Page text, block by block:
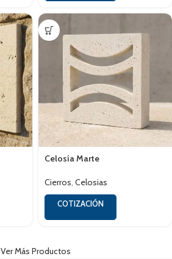
Celosía Marte
Cierros, Celosias
COTIZACIÓN
Ver Más Productos